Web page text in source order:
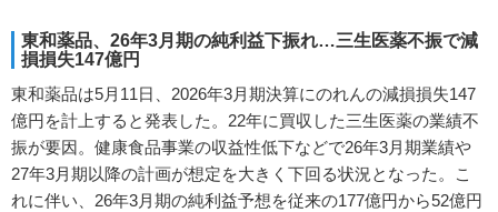
東和薬品、26年3月期の純利益下振れ…三生医薬不振で減
損損失147億円
東和薬品は5月11日、2026年3月期決算にのれんの減損損失147
億円を計上すると発表した。22年に買収した三生医薬の業績不
振が要因。健康食品事業の収益性低下などで26年3月期業績や
27年3月期以降の計画が想定を大きく下回る状況となった。こ
れに伴い、26年3月期の純利益予想を従来の177億円から52億円